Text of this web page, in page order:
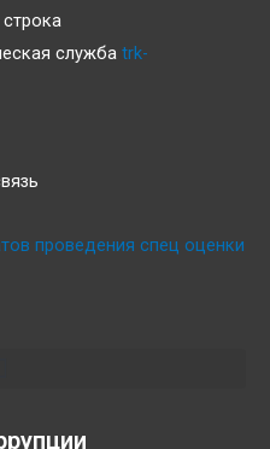
служба trk-
проведения спец оценки